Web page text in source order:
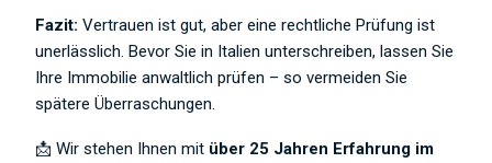
Fazit: Vertrauen ist gut, aber eine rechtliche Prüfung ist
unerlässlich. Bevor Sie in Italien unterschreiben, lassen Sie
Ihre Immobilie anwaltlich prüfen – so vermeiden Sie
spätere Überraschungen.
📩 Wir stehen Ihnen mit über 25 Jahren Erfahrung im